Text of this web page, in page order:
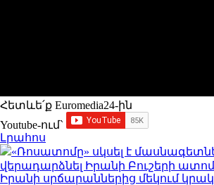
Հետևե՛ք Euromedia24-ին
Youtube-ում`
Լրահոս
«Ռոսատոմը» սկսել է
վերադարձնել Իրանի Բուշերի
Իրանի սրճարաններից մեկում